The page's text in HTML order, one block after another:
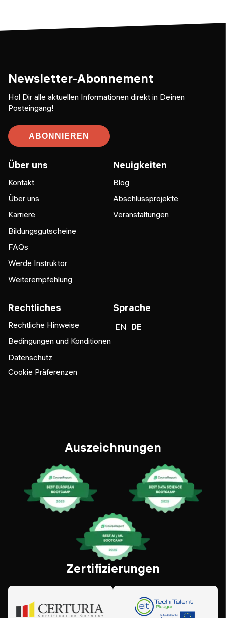
Newsletter-Abonnement
Hol Dir alle aktuellen Informationen direkt in Deinen
Posteingang!
ABONNIEREN
Über uns
Kontakt
Über uns
Karriere
Bildungsgutscheine
FAQs
Werde Instruktor
Weiterempfehlung
Neuigkeiten
Blog
Abschlussprojekte
Veranstaltungen
Rechtliches
Rechtliche Hinweise
Bedingungen und Konditionen
Datenschutz
Cookie Präferenzen
Sprache
EN DE
Auszeichnungen
Zertifizierungen